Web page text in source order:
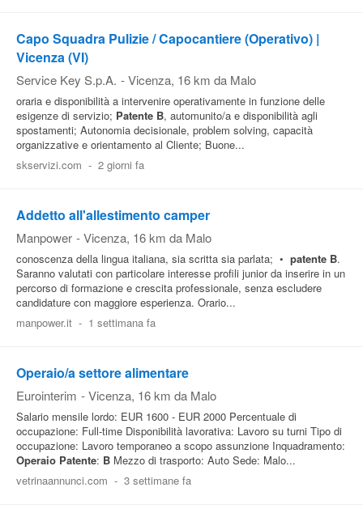
Capo Squadra Pulizie / Capocantiere (Operativo) |
Vicenza (VI)
Service Key S.p.A. - Vicenza, 16 km da Malo
oraria e disponibilità a intervenire operativamente in funzione delle
esigenze di servizio; Patente B, automunito/a e disponibilità agli
spostamenti; Autonomia decisionale, problem solving, capacità
organizzative e orientamento al Cliente; Buone...
skservizi.com - 2 giorni fa
Addetto all'allestimento camper
Manpower - Vicenza, 16 km da Malo
conoscenza della lingua italiana, sia scritta sia parlata; • patente B.
Saranno valutati con particolare interesse profili junior da inserire in un
percorso di formazione e crescita professionale, senza escludere
candidature con maggiore esperienza. Orario...
manpower.it - 1 settimana fa
Operaio/a settore alimentare
Eurointerim - Vicenza, 16 km da Malo
Salario mensile lordo: EUR 1600 - EUR 2000 Percentuale di
occupazione: Full-time Disponibilità lavorativa: Lavoro su turni Tipo di
occupazione: Lavoro temporaneo a scopo assunzione Inquadramento:
Operaio Patente: B Mezzo di trasporto: Auto Sede: Malo...
vetrinaannunci.com - 3 settimane fa